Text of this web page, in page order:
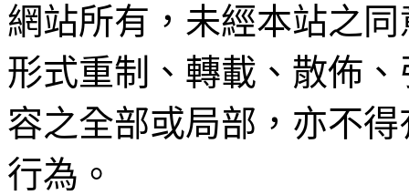
網站所有，未經本站之
形式重制、轉載、散佈
容之全部或局部，亦不
行為。